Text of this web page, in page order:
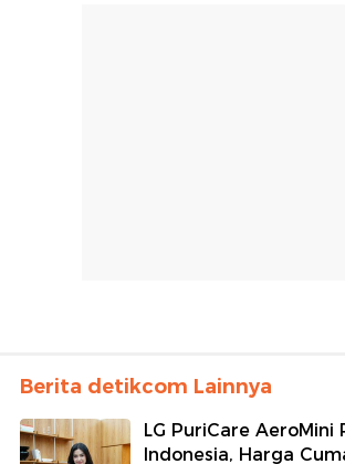
Berita detikcom Lainnya
LG PuriCare AeroMini
Indonesia, Harga